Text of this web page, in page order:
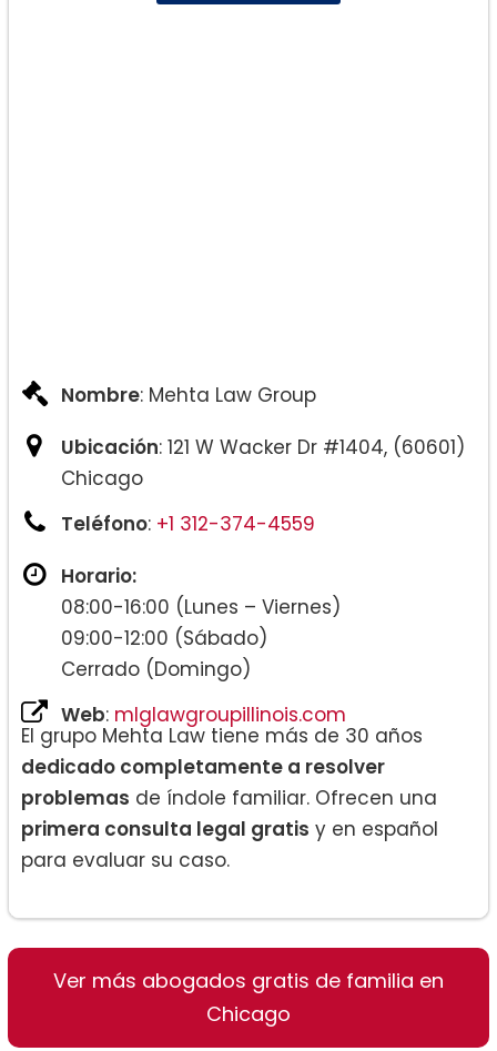
Nombre: Mehta Law Group
Ubicación: 121 W Wacker Dr #1404, (60601)
Chicago
Teléfono: +1 312-374-4559
Horario:
08:00-16:00 (Lunes – Viernes)
09:00-12:00 (Sábado)
Cerrado (Domingo)
Web: mlglawgroupillinois.com
El grupo Mehta Law tiene más de 30 años
dedicado completamente a resolver
problemas de índole familiar. Ofrecen una
primera consulta legal gratis y en español
para evaluar su caso.
Ver más abogados gratis de familia en
Chicago